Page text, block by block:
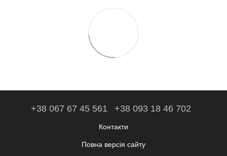
+38 067 67 45 561 +38 093 18 46 702
Контакти
Повна версія сайту